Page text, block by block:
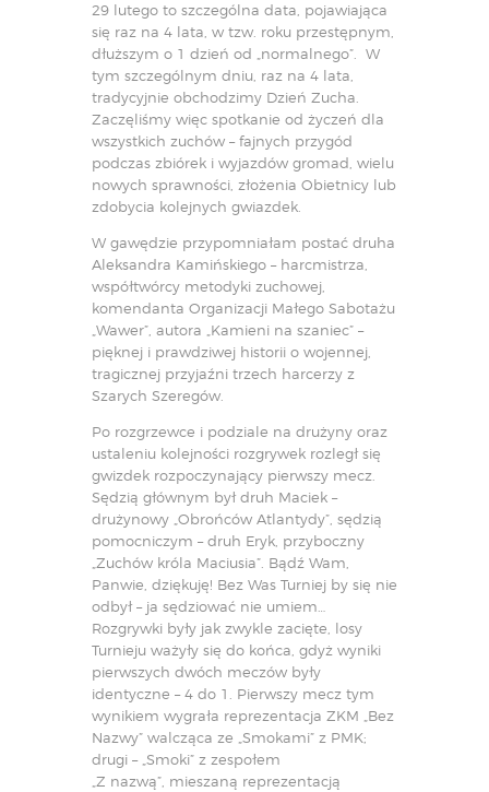
29 lutego to szczególna data, pojawiająca
się raz na 4 lata, w tzw. roku przestępnym,
dłuższym o 1 dzień od „normalnego”. W
tym szczególnym dniu, raz na 4 lata,
tradycyjnie obchodzimy Dzień Zucha.
Zaczęliśmy więc spotkanie od życzeń dla
wszystkich zuchów – fajnych przygód
podczas zbiórek i wyjazdów gromad, wielu
nowych sprawności, złożenia Obietnicy lub
zdobycia kolejnych gwiazdek.
W gawędzie przypomniałam postać druha
Aleksandra Kamińskiego – harcmistrza,
współtwórcy metodyki zuchowej,
komendanta Organizacji Małego Sabotażu
„Wawer”, autora „Kamieni na szaniec” –
pięknej i prawdziwej historii o wojennej,
tragicznej przyjaźni trzech harcerzy z
Szarych Szeregów.
Po rozgrzewce i podziale na drużyny oraz
ustaleniu kolejności rozgrywek rozległ się
gwizdek rozpoczynający pierwszy mecz.
Sędzią głównym był druh Maciek –
drużynowy „Obrońców Atlantydy”, sędzią
pomocniczym – druh Eryk, przyboczny
„Zuchów króla Maciusia”. Bądź Wam,
Panwie, dziękuję! Bez Was Turniej by się nie
odbył – ja sędziować nie umiem…
Rozgrywki były jak zwykle zacięte, losy
Turnieju ważyły się do końca, gdyż wyniki
pierwszych dwóch meczów były
identyczne – 4 do 1. Pierwszy mecz tym
wynikiem wygrała reprezentacja ZKM „Bez
Nazwy” walcząca ze „Smokami” z PMK;
drugi – „Smoki” z zespołem
„Z nazwą”, mieszaną reprezentacją